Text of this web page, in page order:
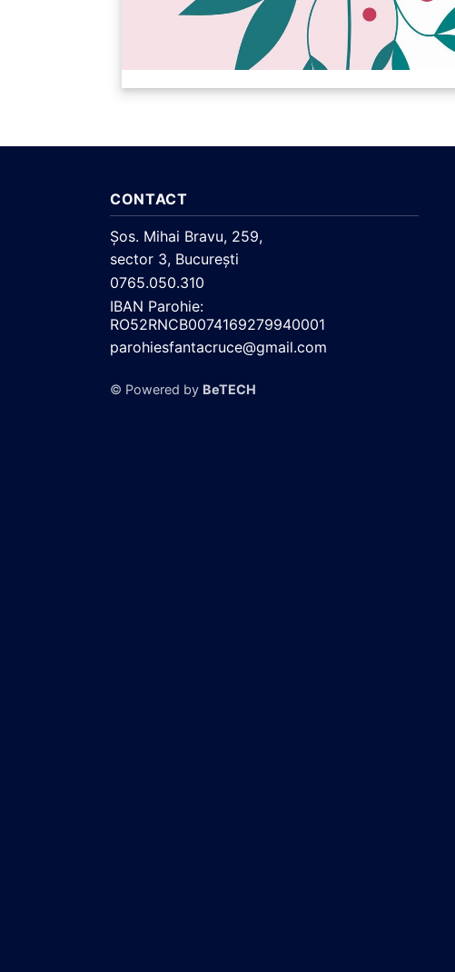
CONTACT
Şos. Mihai Bravu, 259,
sector 3, Bucureşti
0765.050.310
IBAN Parohie:
RO52RNCB0074169279940001
parohiesfantacruce@gmail.com
© Powered by BeTECH